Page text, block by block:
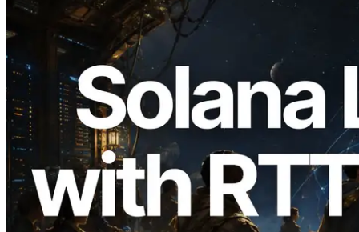
2026.08.05
ERPC étend l’API Solana Leader Slot
avec la mesure du ping depuis 7 régions
du monde — l’API Validators
Information est également lancée